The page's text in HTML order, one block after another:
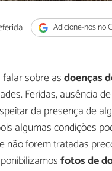
Adicione-nos no
sobre asdoenças
Feridas, ausência
da presença de
algumas condições
não forem tratadas
fotos de